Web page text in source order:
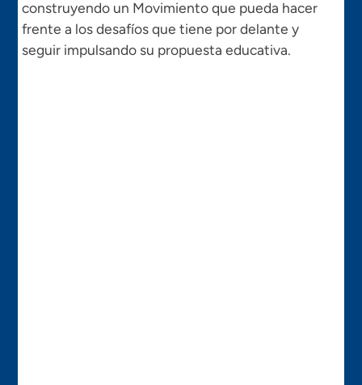
construyendo un Movimiento que pueda hacer
frente a los desafíos que tiene por delante y
seguir impulsando su propuesta educativa.